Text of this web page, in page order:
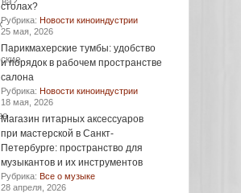
столах?
Рубрика: Новости киноиндустрии
25 мая, 2026
Парикмахерские тумбы: удобство
и порядок в рабочем пространстве
салона
Рубрика: Новости киноиндустрии
18 мая, 2026
Магазин гитарных аксессуаров
при мастерской в Санкт-
Петербурге: пространство для
музыкантов и их инструментов
Рубрика: Все о музыке
28 апреля, 2026